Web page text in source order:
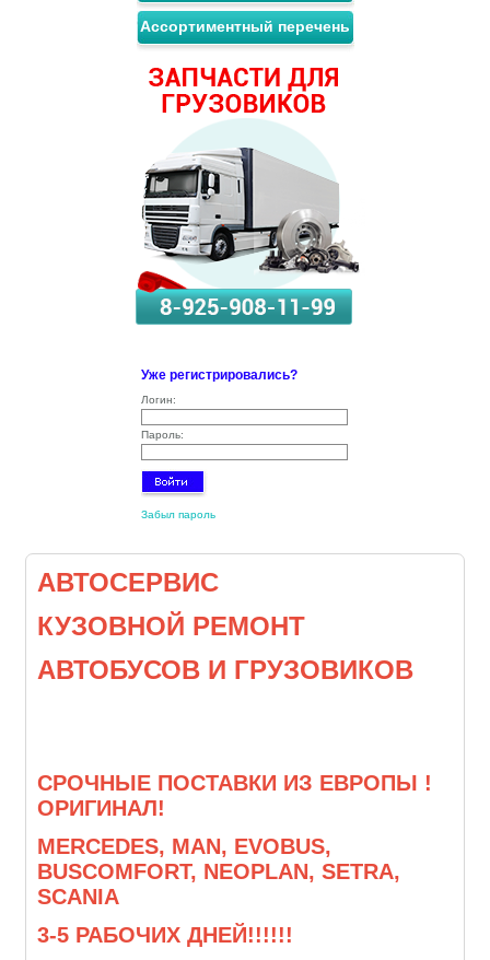
Ассортиментный перечень
Уже регистрировались?
Логин:
Пароль:
Забыл пароль
АВТОСЕРВИС
КУЗОВНОЙ РЕМОНТ
АВТОБУСОВ И ГРУЗОВИКОВ
СРОЧНЫЕ ПОСТАВКИ ИЗ ЕВРОПЫ !
ОРИГИНАЛ!
MERCEDES, MAN, EVOBUS,
BUSCOMFORT, NEOPLAN, SETRA,
SCANIA
3-5 РАБОЧИХ ДНЕЙ!!!!!!